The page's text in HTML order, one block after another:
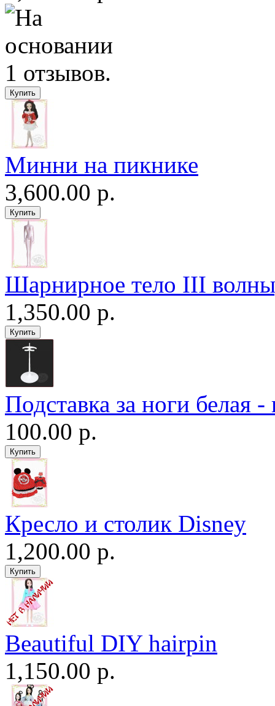
Минни на пикнике
3,600.00 р.
Шарнирное тело III
1,350.00 р.
Подставка за ноги белая
100.00 р.
Кресло и столик Disney
1,200.00 р.
Beautiful DIY hairpin
1,150.00 р.